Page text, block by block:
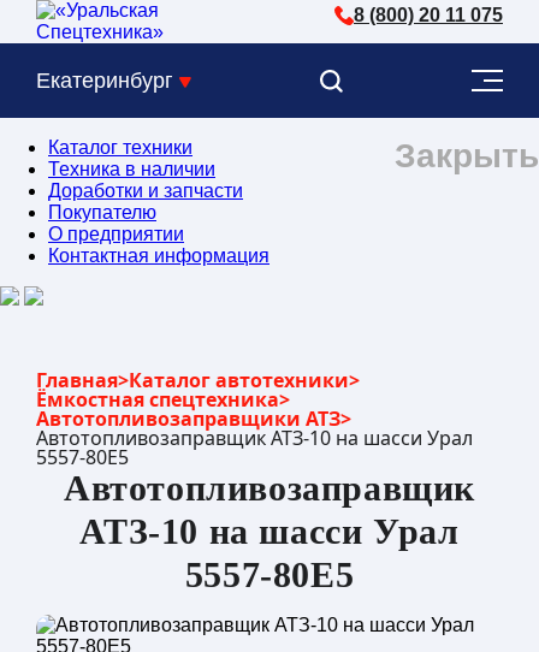
8 (800) 20 11 075
Екатеринбург
Закрыть
Каталог техники
Техника в наличии
Доработки и запчасти
Покупателю
О предприятии
Контактная информация
Главная>Каталог автотехники>
Ёмкостная спецтехника>
Автотопливозаправщики АТЗ>
Автотопливозаправщик АТЗ-10 на шасси Урал
5557-80Е5
Автотопливозаправщик
АТЗ-10 на шасси Урал
5557-80Е5